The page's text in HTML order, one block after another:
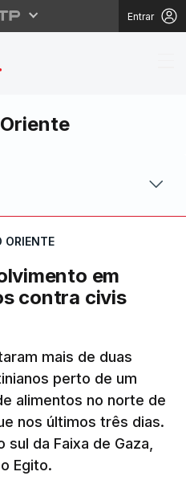
Entrar
ORIENTE
em
contra civis
mais de duas
perto de um
alimentos no norte de
nos últimos três dias.
da Faixa de Gaza,
Egito.